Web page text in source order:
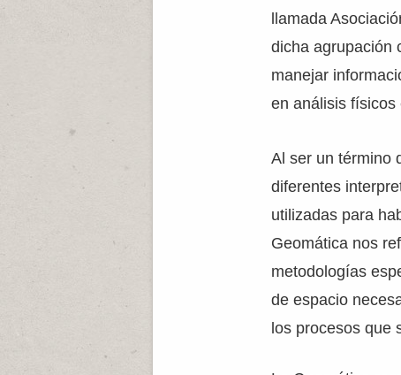
llamada
dicha agrupación
manejar
en análisis físicos
Al ser un término
diferentes
utilizadas para
Geomática nos
metodologías
de espacio
los procesos que